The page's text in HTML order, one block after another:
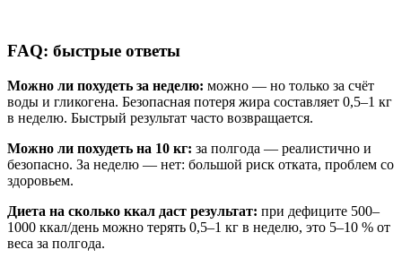
FAQ: быстрые ответы
Можно ли похудеть за неделю: можно — но только за счёт
воды и гликогена. Безопасная потеря жира составляет 0,5–1 кг
в неделю. Быстрый результат часто возвращается.
Можно ли похудеть на 10 кг: за полгода — реалистично и
безопасно. За неделю — нет: большой риск отката, проблем со
здоровьем.
Диета на сколько ккал даст результат: при дефиците 500–
1000 ккал/день можно терять 0,5–1 кг в неделю, это 5–10 % от
веса за полгода.